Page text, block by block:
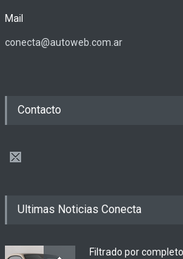
Mail
conecta@autoweb.com.ar
Contacto
Ultimas Noticias Conecta
Filtrado por completo